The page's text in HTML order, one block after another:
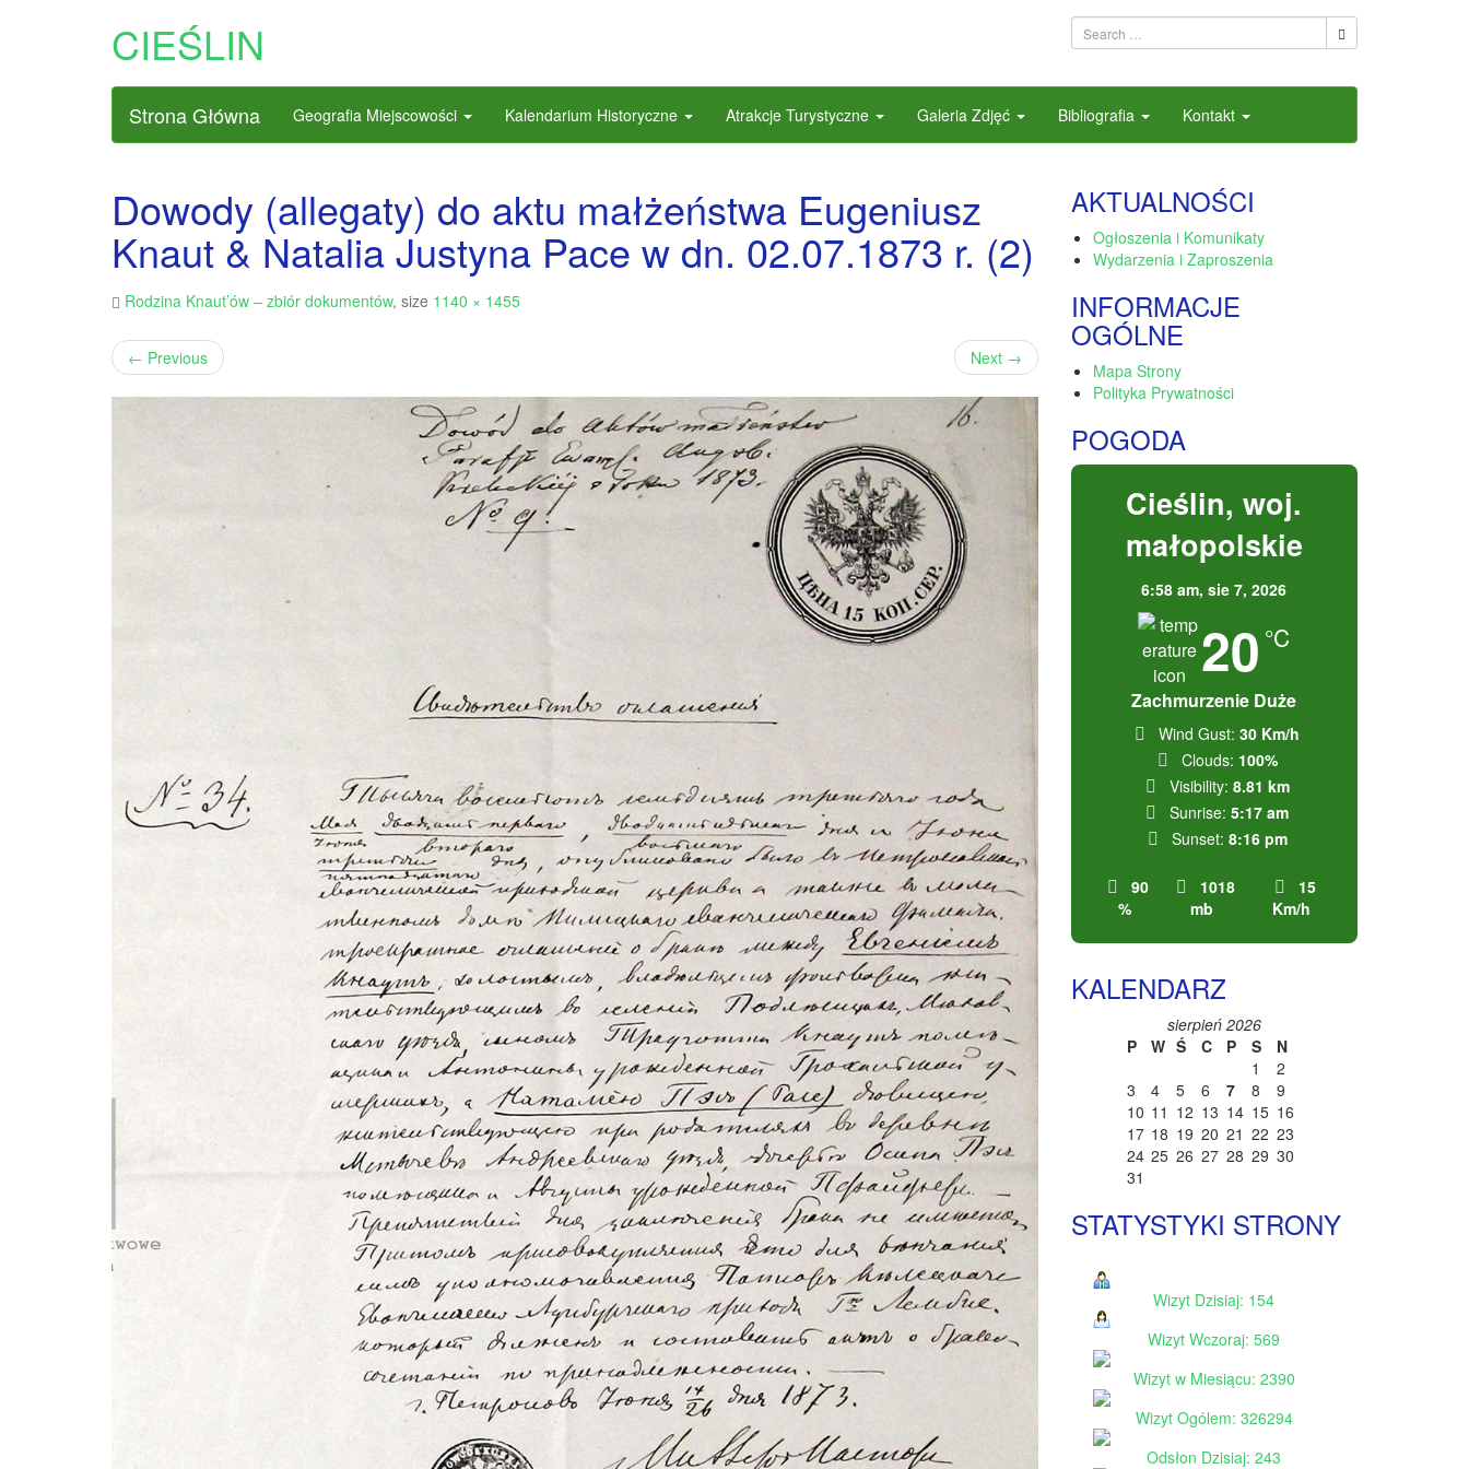
CIEŚLIN
Strona Główna Geografia Miejscowości Kalendarium Historyczne Atrakcje Turystyczne Galeria Zdjęć Bibliografia Kontakt
Dowody (allegaty) do aktu małżeństwa Eugeniusz
Knaut & Natalia Justyna Pace w dn. 02.07.1873 r. (2)
Rodzina Knaut’ów – zbiór dokumentów, size 1140 × 1455
← Previous Next →
AKTUALNOŚCI
Ogłoszenia i Komunikaty
Wydarzenia i Zaproszenia
INFORMACJE
OGÓLNE
Mapa Strony
Polityka Prywatności
POGODA
Cieślin, woj.
małopolskie
6:58 am,sie 7, 2026
20 °C
Zachmurzenie Duże
90
%
1018
mb
15
Km/h
Wind Gust: 30 Km/h
Clouds: 100%
Visibility: 8.81 km
Sunrise: 5:17 am
Sunset: 8:16 pm
KALENDARZ
sierpień 2026
P
W Ś C P S
N
1
2
3
4 5 6 7 8
9
10 11 12 13 14 15 16
17 18 19 20 21 22 23
24 25 26 27 28 29 30
31
STATYSTYKI STRONY
Wizyt Dzisiaj: 154
Wizyt Wczoraj: 569
Wizyt w Miesiącu: 2390
Wizyt Ogólem: 326294
Odsłon Dzisiaj: 243